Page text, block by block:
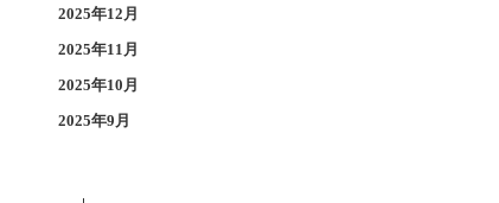
2025年12月
2025年11月
2025年10月
2025年9月